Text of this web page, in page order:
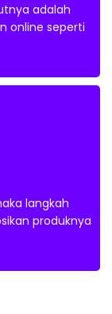
adalah
online seperti
langkah
produknya